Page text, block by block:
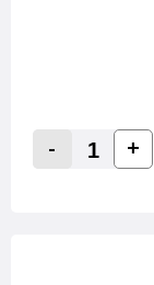
Decrease
- +